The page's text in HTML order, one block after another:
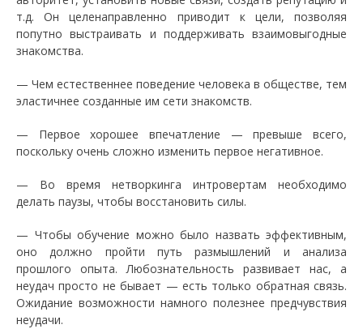
т.д. Он целенаправленно приводит к цели, позволяя
попутно выстраивать и поддерживать взаимовыгодные
знакомства.
— Чем естественнее поведение человека в обществе, тем
эластичнее созданные им сети знакомств.
— Первое хорошее впечатление — превыше всего,
поскольку очень сложно изменить первое негативное.
— Во время нетворкинга интровертам необходимо
делать паузы, чтобы восстановить силы.
— Чтобы обучение можно было назвать эффективным,
оно должно пройти путь размышлений и анализа
прошлого опыта. Любознательность развивает нас, а
неудач просто не бывает — есть только обратная связь.
Ожидание возможности намного полезнее предчувствия
неудачи.